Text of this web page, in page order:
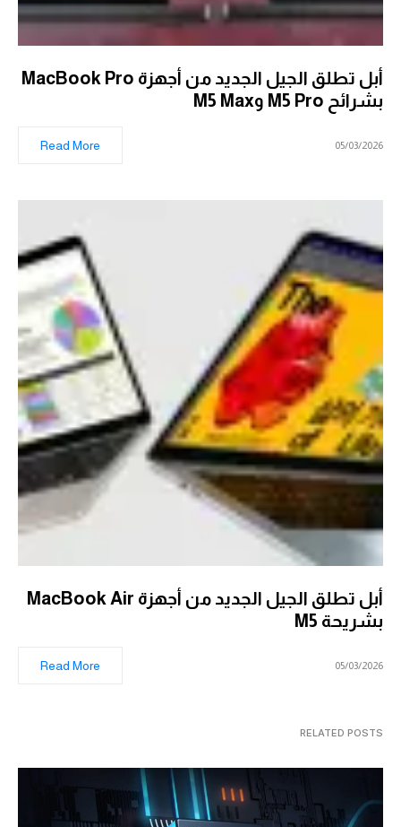
أبل تطلق الجيل الجديد من أجهزة MacBook Pro
بشرائح M5 Pro وM5 Max
05/03/2026
Read More
أبل تطلق الجيل الجديد من أجهزة MacBook Air
بشريحة M5
05/03/2026
Read More
RELATED POSTS